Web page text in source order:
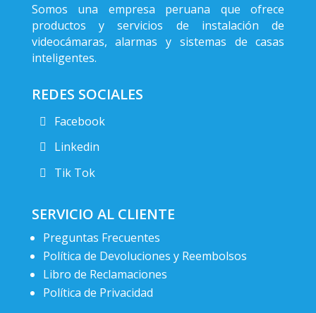
Somos una empresa peruana que ofrece
productos y servicios de instalación de
videocámaras, alarmas y sistemas de casas
inteligentes.
REDES SOCIALES
Facebook
Linkedin
Tik Tok
SERVICIO AL CLIENTE
Preguntas Frecuentes
Política de Devoluciones y Reembolsos
Libro de Reclamaciones
Política de Privacidad